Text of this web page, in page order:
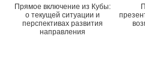
Прямое включение из Кубы:
о текущей ситуации и
перспективах развития
направления